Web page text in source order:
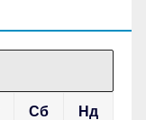
Сб Нд